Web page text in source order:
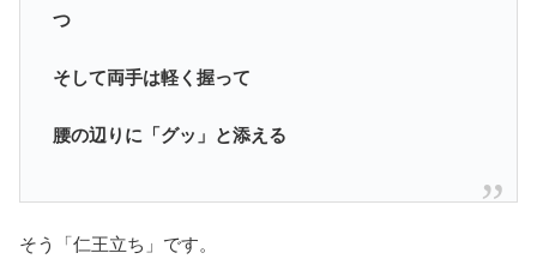
つ
そして両手は軽く握って
腰の辺りに「グッ」と添える
そう「仁王立ち」です。